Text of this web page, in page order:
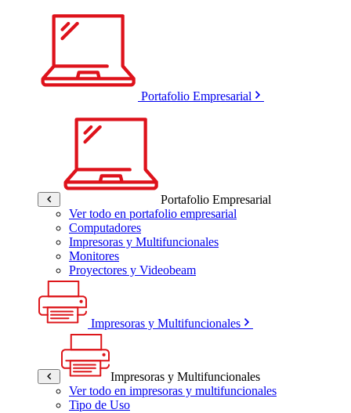
Portafolio Empresarial
Portafolio Empresarial
Ver todo en portafolio empresarial
Computadores
Impresoras y Multifuncionales
Monitores
Proyectores y Videobeam
Impresoras y Multifuncionales
Impresoras y Multifuncionales
Ver todo en impresoras y multifuncionales
Tipo de Uso